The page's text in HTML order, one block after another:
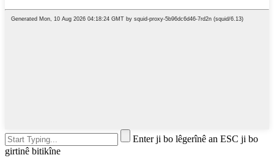
Enter ji bo lêgerînê an ESC ji bo
girtinê bitikîne